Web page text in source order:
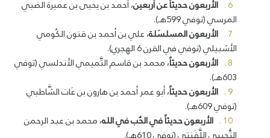
الأربعون حديثاً عن أربعين، أحمد بن يحيى بن عميرة الضبي
المرسي (توفي 599هـ).
الأربعون المسلسَلة، علي بن أحمد بن قنون الكُومي
الأشبيلي (توفي في القرن 6 الهجري).
الأربعون حديثاً، محمد بن قاسم التَّميمي الأندلسي (توفي
603هـ).
الأربعون حديثاً، أبو عمر أحمد بن هارون بن عَات الشَّاطبي
(توفي 609هـ).
الأربعون حديثاً في الحُب في الله، محمد بن عبد الرحمن